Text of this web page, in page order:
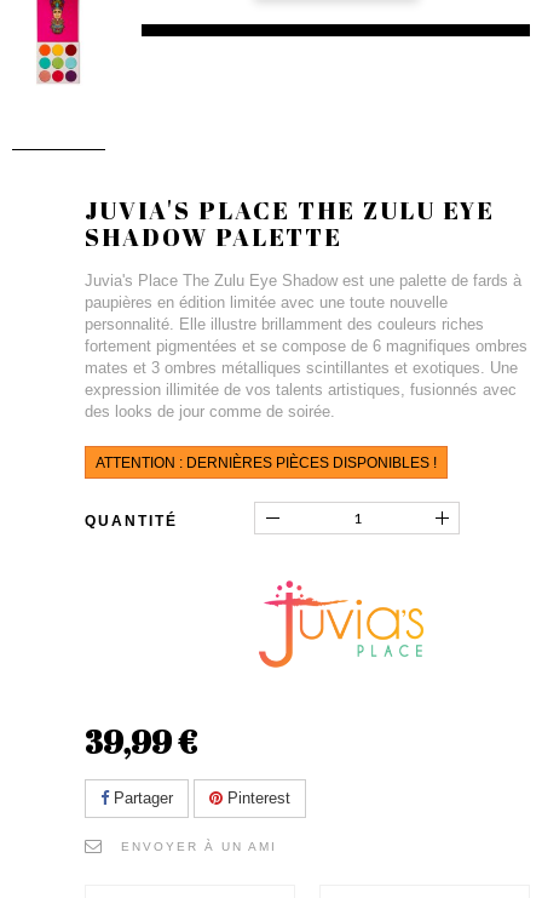
JUVIA'S PLACE THE ZULU EYE
SHADOW PALETTE
Juvia's Place The Zulu Eye Shadow est une palette de fards à
paupières en édition limitée avec une toute nouvelle
personnalité. Elle illustre brillamment des couleurs riches
fortement pigmentées et se compose de 6 magnifiques ombres
mates et 3 ombres métalliques scintillantes et exotiques. Une
expression illimitée de vos talents artistiques, fusionnés avec
des looks de jour comme de soirée.
ATTENTION : DERNIÈRES PIÈCES DISPONIBLES !
QUANTITÉ
39,99 €
Partager Pinterest
ENVOYER À UN AMI